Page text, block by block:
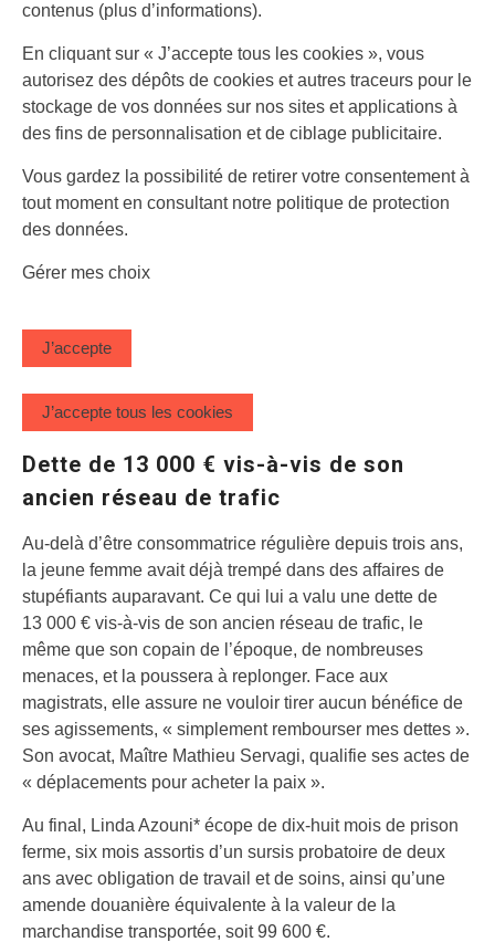
contenus (plus d’informations).
En cliquant sur « J’accepte tous les cookies », vous
autorisez des dépôts de cookies et autres traceurs pour le
stockage de vos données sur nos sites et applications à
des fins de personnalisation et de ciblage publicitaire.
Vous gardez la possibilité de retirer votre consentement à
tout moment en consultant notre politique de protection
des données.
Gérer mes choix
J’accepte
J’accepte tous les cookies
Dette de 13 000 € vis-à-vis de son
ancien réseau de trafic
Au-delà d’être consommatrice régulière depuis trois ans,
la jeune femme avait déjà trempé dans des affaires de
stupéfiants auparavant. Ce qui lui a valu une dette de
13 000 € vis-à-vis de son ancien réseau de trafic, le
même que son copain de l’époque, de nombreuses
menaces, et la poussera à replonger. Face aux
magistrats, elle assure ne vouloir tirer aucun bénéfice de
ses agissements, « simplement rembourser mes dettes ».
Son avocat, Maître Mathieu Servagi, qualifie ses actes de
« déplacements pour acheter la paix ».
Au final, Linda Azouni* écope de dix-huit mois de prison
ferme, six mois assortis d’un sursis probatoire de deux
ans avec obligation de travail et de soins, ainsi qu’une
amende douanière équivalente à la valeur de la
marchandise transportée, soit 99 600 €.